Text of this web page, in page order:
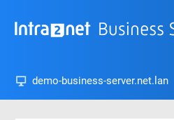
demo-business-server.net.lan